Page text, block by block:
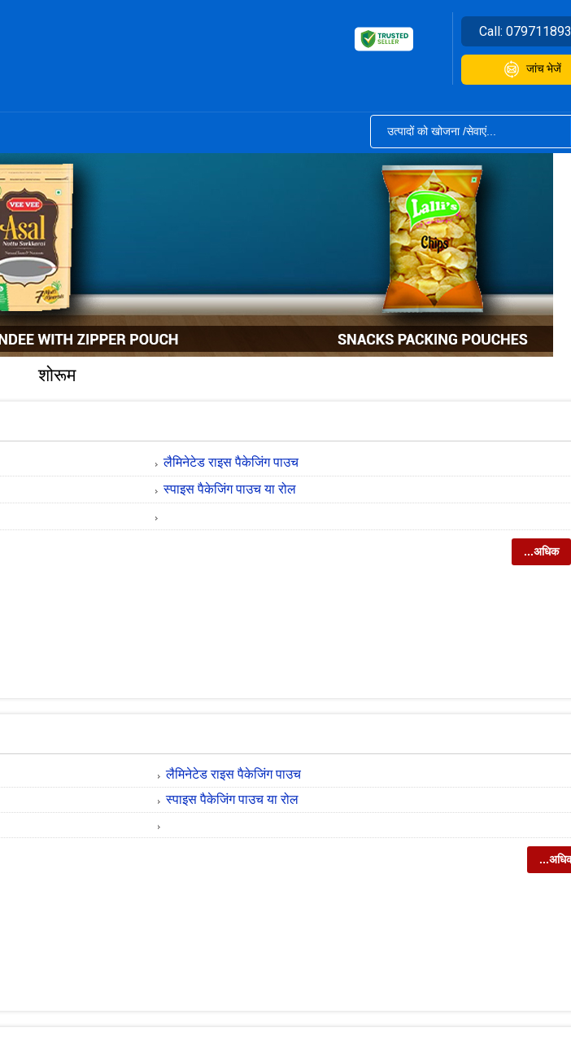
Call:
जांच भेजें
शोरूम
लैमिनेटेड राइस पैकेजिंग पाउच
स्पाइस पैकेजिंग पाउच या रोल
...अधिक
लैमिनेटेड राइस पैकेजिंग पाउच
स्पाइस पैकेजिंग पाउच या रोल